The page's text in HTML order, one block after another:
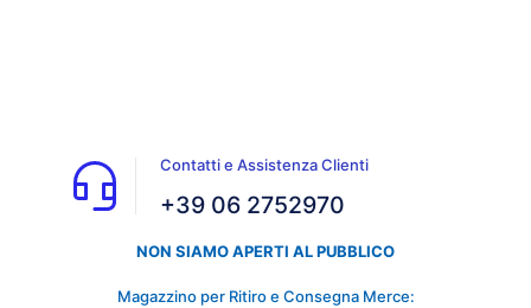
Contatti e Assistenza Clienti
+39 06 2752970
NON SIAMO APERTI AL PUBBLICO
Magazzino per Ritiro e Consegna Merce: